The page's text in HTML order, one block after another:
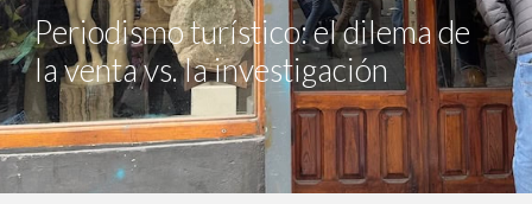
Periodismo turístico: el dilema de
la venta vs. la investigación